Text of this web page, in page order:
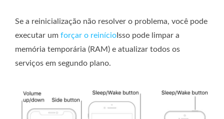
Se a reinicialização não resolver o problema, você pode
executar um forçar o reinício Isso pode limpar a
memória temporária (RAM) e atualizar todos os
serviços em segundo plano.